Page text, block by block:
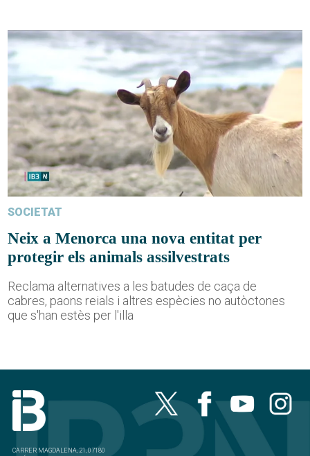
SOCIETAT
Neix a Menorca una nova entitat per
protegir els animals assilvestrats
Reclama alternatives a les batudes de caça de
cabres, paons reials i altres espècies no autòctones
que s'han estès per l'illa
CARRER MAGDALENA, 21, 07180